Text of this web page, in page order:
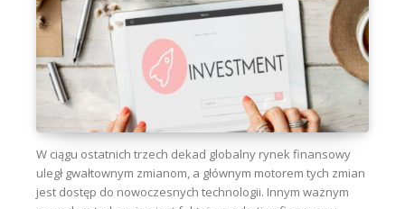
W ciągu ostatnich trzech dekad globalny rynek finansowy
uległ gwałtownym zmianom, a głównym motorem tych zmian
jest dostęp do nowoczesnych technologii. Innym ważnym